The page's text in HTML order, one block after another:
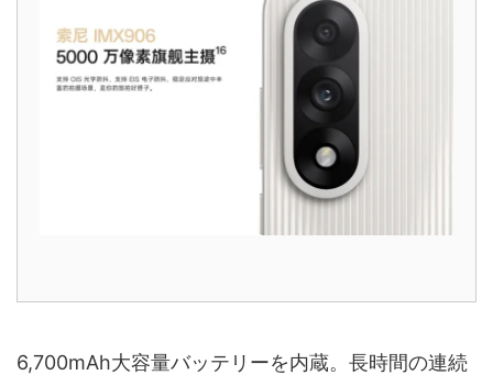
6,700mAh大容量バッテリーを内蔵。長時間の連続